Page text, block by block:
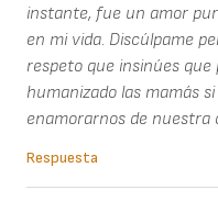
instante, fue un amor
en mi vida. Discúlpame
respeto que insinúes
humanizado las mamás
enamorarnos de nuestra
Respuesta